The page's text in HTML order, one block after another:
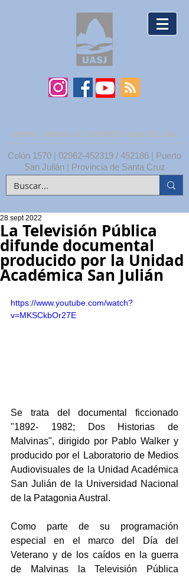
UNPA | UNIDAD ACADÉMICA SAN JULIÁN
Colón 1570 | 02962-452319 / 452186 | Puerto
San Julián | Provincia de Santa Cruz
La Televisión Pública
difunde documental
producido por la Unidad
Académica San Julián
28 sept 2022
https://www.youtube.com/watch?
v=MKSCkbOr27E
Se trata del documental ficcionado
"1892- 1982; Dos Historias de
Malvinas", dirigido por Pablo Walker y
producido por el Laboratorio de Medios
Audiovisuales de la Unidad Académica
San Julián de la Universidad Nacional
de la Patagonia Austral.
Como parte de su programación
especial en el marco del Día del
Veterano y de los caídos en la guerra
de Malvinas la Televisión Pública